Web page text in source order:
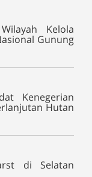
Kelola
Gunung
Kenegerian
Hutan
di Selatan